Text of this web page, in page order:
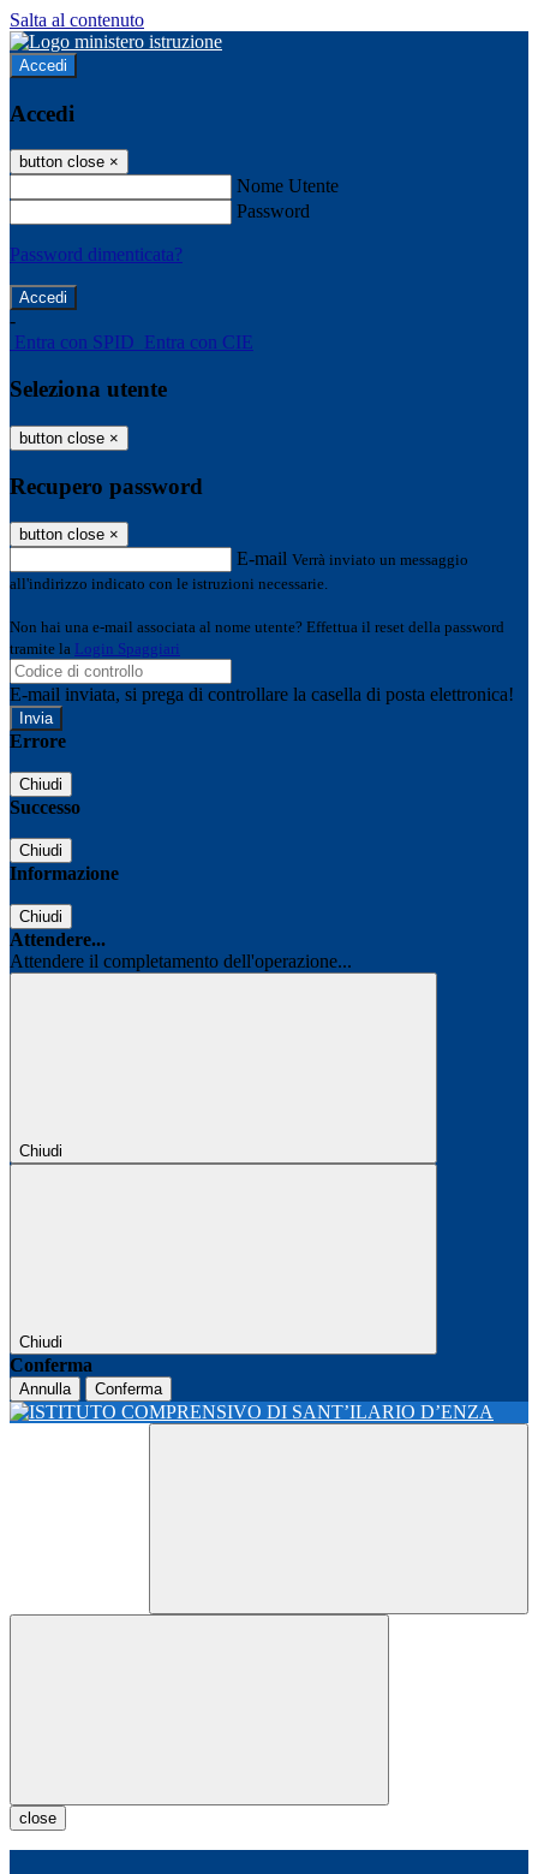
Salta al contenuto
Accedi
Accedi
button close ×
Nome Utente
Password
Password dimenticata?
-
Entra con SPID Entra con CIE
Seleziona utente
button close ×
Recupero password
button close ×
E-mail Verrà inviato un messaggio
all'indirizzo indicato con le istruzioni necessarie.
Non hai una e-mail associata al nome utente? Effettua il reset della password
tramite la Login Spaggiari
E-mail inviata, si prega di controllare la casella di posta elettronica!
Errore
Chiudi
Successo
Chiudi
Informazione
Chiudi
Attendere...
Attendere il completamento dell'operazione...
Chiudi
Chiudi
Conferma
Annulla Conferma
close